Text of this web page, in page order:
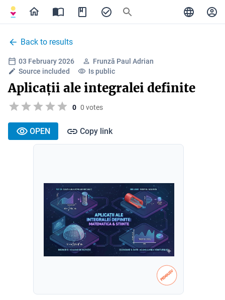
Back to results
03 February 2026
Frunză Paul Adrian
Source included
Is public
Aplicații ale integralei definite
0 0 votes
OPEN Copy link